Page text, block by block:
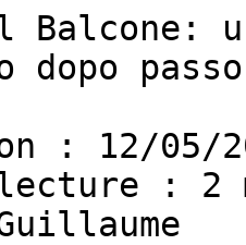
Balcone:
dopo passo
: 12/05/
lecture : 2